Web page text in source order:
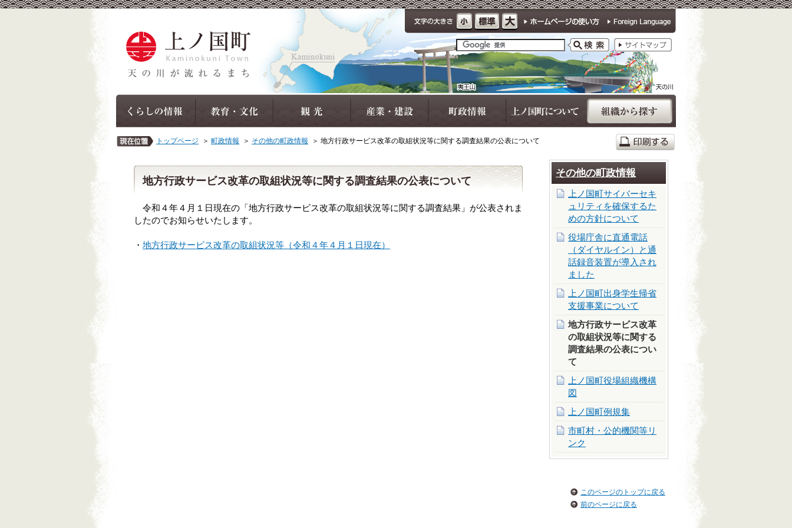
トップページ ＞ 町政情報 ＞ その他の町政情報 ＞ 地方行政サービス改革の取組状況等に関する調査結果の公表について
地方行政サービス改革の取組状況等に関する調査結果の公表について
令和４年４月１日現在の「地方行政サービス改革の取組状況等に関する調査結果」が公表されま
したのでお知らせいたします。
・ 地方行政サービス改革の取組状況等（令和４年４月１日現在）
その他の町政情報
上ノ国町サイバーセキ
ュリティを確保するた
めの方針について
役場庁舎に直通電話
（ダイヤルイン）と通
話録音装置が導入され
ました
上ノ国町出身学生帰省
支援事業について
地方行政サービス改革
の取組状況等に関する
調査結果の公表につい
て
上ノ国町役場組織機構
図
上ノ国町例規集
市町村・公的機関等リ
ンク
このページのトップに戻る
前のページに戻る